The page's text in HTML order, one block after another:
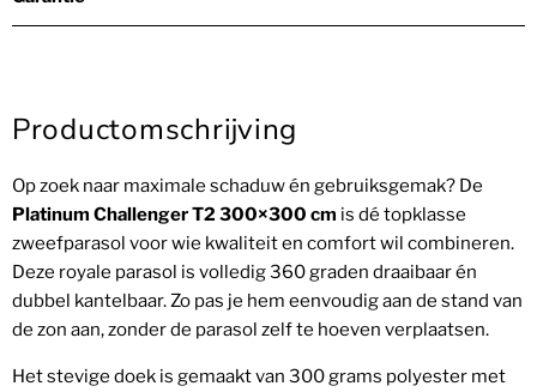
Productomschrijving
Op zoek naar maximale schaduw én gebruiksgemak? De
Platinum Challenger T2 300×300 cm is dé topklasse
zweefparasol voor wie kwaliteit en comfort wil combineren.
Deze royale parasol is volledig 360 graden draaibaar én
dubbel kantelbaar. Zo pas je hem eenvoudig aan de stand van
de zon aan, zonder de parasol zelf te hoeven verplaatsen.
Het stevige doek is gemaakt van 300 grams polyester met